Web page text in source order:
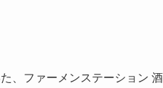
、ファーメンステーション